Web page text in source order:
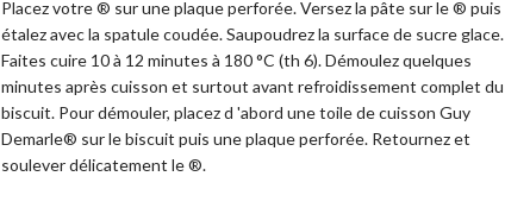
Placez votre ® sur une plaque perforée. Versez la pâte sur le ® puis
étalez avec la spatule coudée. Saupoudrez la surface de sucre glace.
Faites cuire 10 à 12 minutes à 180 °C (th 6). Démoulez quelques
minutes après cuisson et surtout avant refroidissement complet du
biscuit. Pour démouler, placez d 'abord une toile de cuisson Guy
Demarle® sur le biscuit puis une plaque perforée. Retournez et
soulever délicatement le ®.